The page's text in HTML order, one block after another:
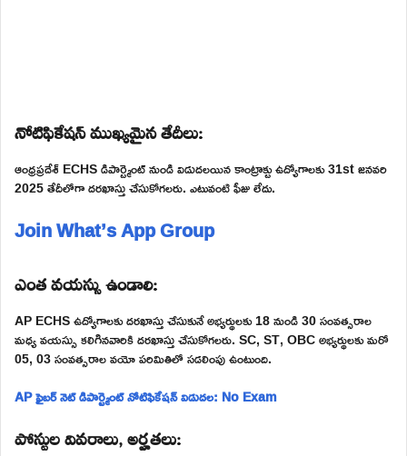
నోటిఫికేషన్ ముఖ్యమైన తేదీలు:
ఆంధ్రప్రదేశ్ ECHS డిపార్ట్మెంట్ నుండి విడుదలయిన కాంట్రాక్టు ఉద్యోగాలకు 31st జనవరి
2025 తేదీలోగా దరఖాస్తు చేసుకోగలరు. ఎటువంటి ఫీజు లేదు.
Join What’s App Group
ఎంత వయస్సు ఉండాలి:
AP ECHS ఉద్యోగాలకు దరఖాస్తు చేసుకునే అభ్యర్థులకు 18 నుండి 30 సంవత్సరాల
మధ్య వయస్సు కలిగినవారికి దరఖాస్తు చేసుకోగలరు. SC, ST, OBC అభ్యర్థులకు మరో
05, 03 సంవత్సరాల వయో పరిమితిలో సడలింపు ఉంటుంది.
AP ఫైబర్ నెట్ డిపార్ట్మెంట్ నోటిఫికేషన్ విడుదల: No Exam
పోస్టుల వివరాలు, అర్హతలు: